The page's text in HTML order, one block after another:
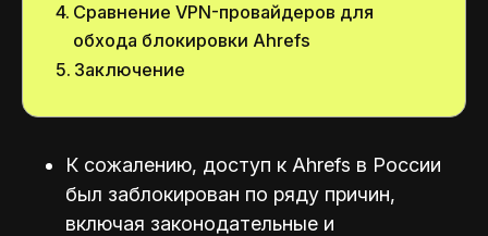
Сравнение VPN-провайдеров для
обхода блокировки Ahrefs
Заключение
К сожалению, доступ к Ahrefs в России
был заблокирован по ряду причин,
включая законодательные и